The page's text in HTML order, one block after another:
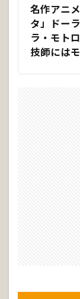
名作アニ
タ」ドー
ラ・モト
技師には